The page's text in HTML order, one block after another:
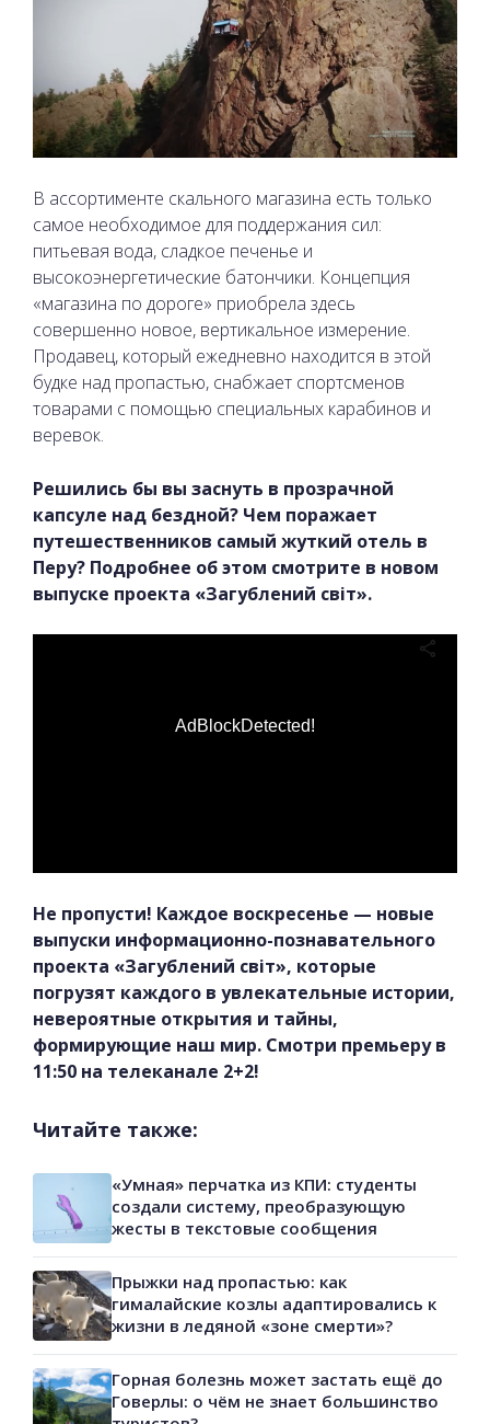
В ассортименте скального магазина есть только
самое необходимое для поддержания сил:
питьевая вода, сладкое печенье и
высокоэнергетические батончики. Концепция
«магазина по дороге» приобрела здесь
совершенно новое, вертикальное измерение.
Продавец, который ежедневно находится в этой
будке над пропастью, снабжает спортсменов
товарами с помощью специальных карабинов и
веревок.
Решились бы вы заснуть в прозрачной
капсуле над бездной? Чем поражает
путешественников самый жуткий отель в
Перу? Подробнее об этом смотрите в новом
выпуске проекта «Загублений світ».
AdBlockDetected!
Не пропусти! Каждое воскресенье — новые
выпуски информационно-познавательного
проекта «Загублений світ», которые
погрузят каждого в увлекательные истории,
невероятные открытия и тайны,
формирующие наш мир. Смотри премьеру в
11:50 на телеканале 2+2!
Читайте также:
«Умная» перчатка из КПИ: студенты
создали систему, преобразующую
жесты в текстовые сообщения
Прыжки над пропастью: как
гималайские козлы адаптировались к
жизни в ледяной «зоне смерти»?
Горная болезнь может застать ещё до
Говерлы: о чём не знает большинство